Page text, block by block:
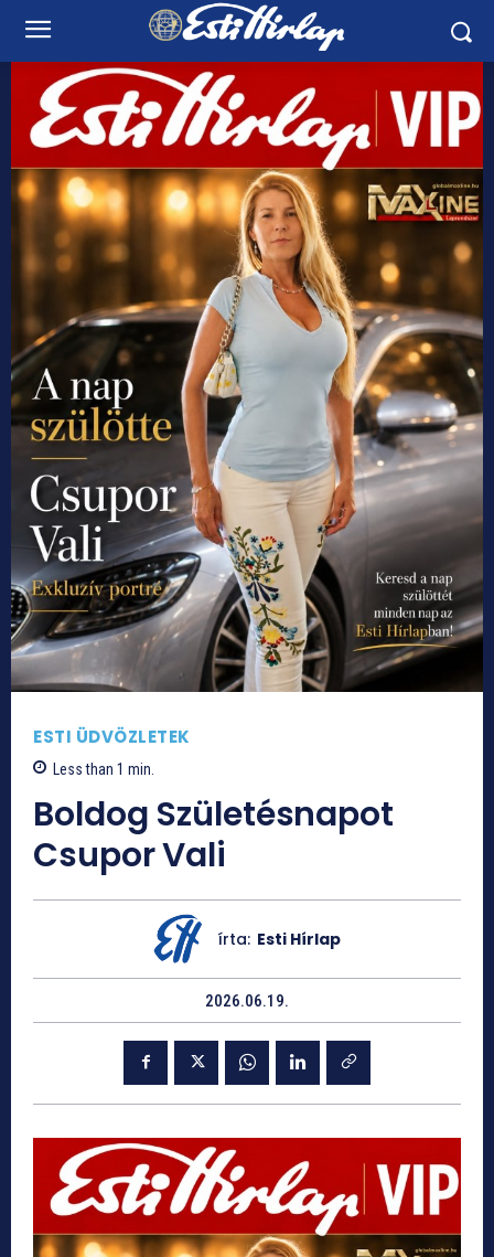
ESTI ÜDVÖZLETEK
Less than 1 min.
Boldog Születésnapot
Csupor Vali
írta: Esti Hírlap
2026.06.19.